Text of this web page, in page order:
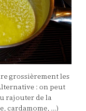
grossièrement les
: on peut
rajouter de la
cardamome, …)